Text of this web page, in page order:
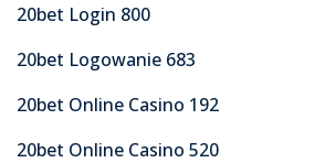
20bet Login 800
20bet Logowanie 683
20bet Online Casino 192
20bet Online Casino 520